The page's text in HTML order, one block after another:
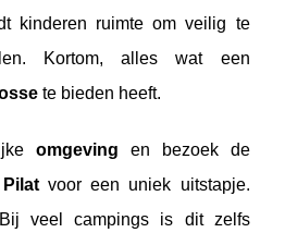
kinderen ruimte om veilig te
Kortom, alles wat een
te bieden heeft.
omgeving en bezoek de
voor een uniek uitstapje.
veel campings is dit zelfs